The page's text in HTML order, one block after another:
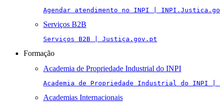
Agendar atendimento no INPI |
Serviços B2B
Serviços B2B | Justiça.gov.pt
Formação
Academia de Propriedade Industrial do INPI
Academia de Propriedade Industrial do INPI
Academias Internacionais